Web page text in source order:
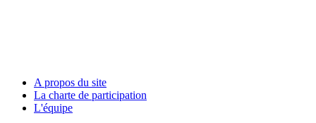
A propos du site
La charte de participation
L'équipe